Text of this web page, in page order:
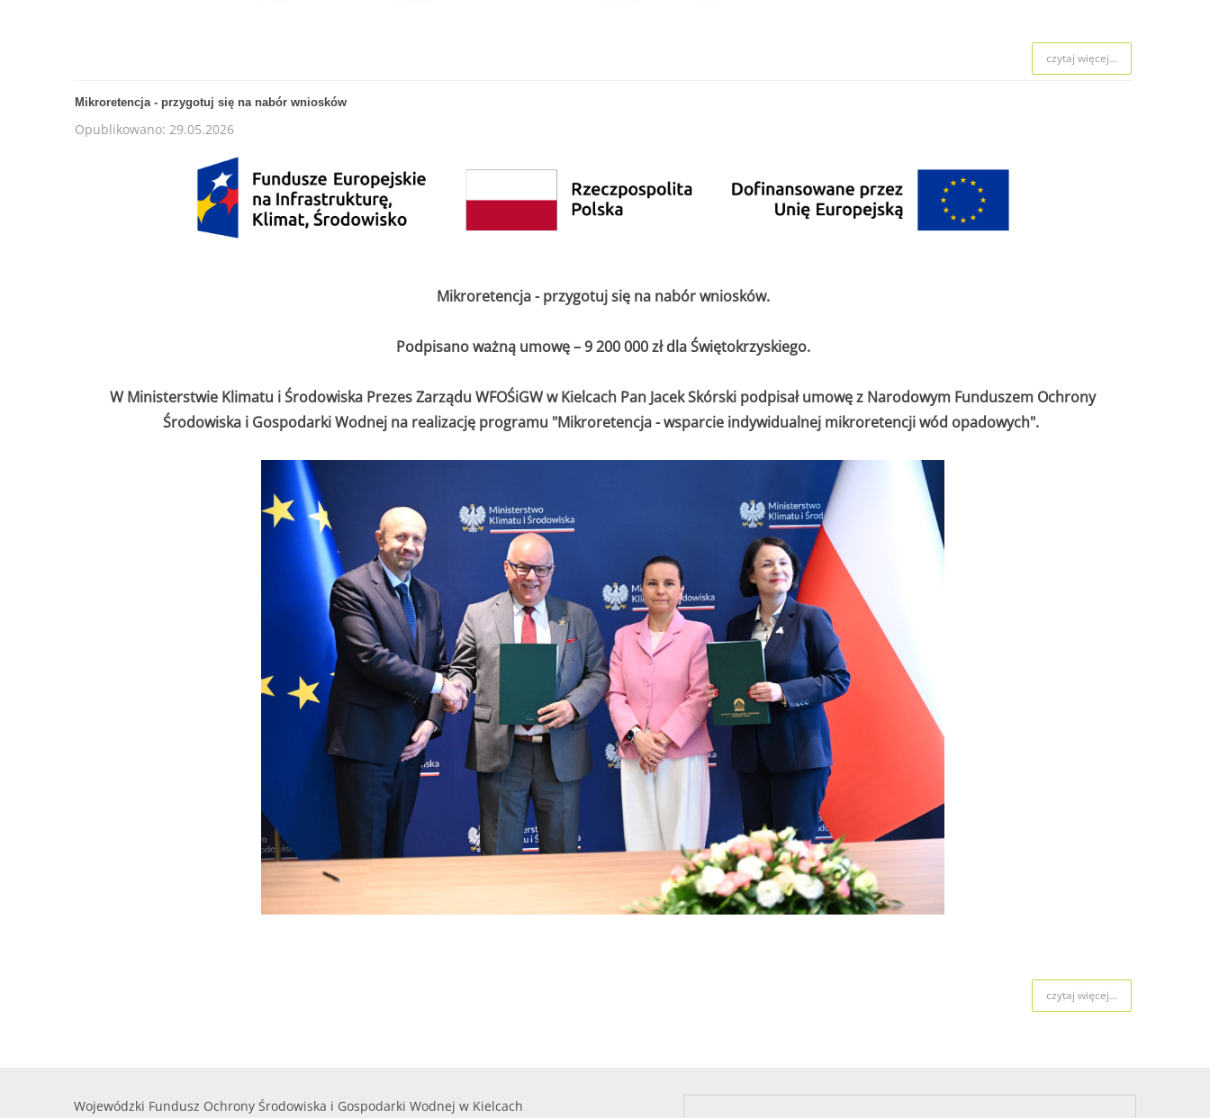
czytaj więcej...
Mikroretencja - przygotuj się na nabór wniosków
Opublikowano: 29.05.2026
Mikroretencja - przygotuj się na nabór wniosków.
Podpisano ważną umowę – 9 200 000 zł dla Świętokrzyskiego.
W Ministerstwie Klimatu i Środowiska Prezes Zarządu WFOŚiGW w Kielcach Pan Jacek Skórski podpisał umowę z Narodowym Funduszem Ochrony
Środowiska i Gospodarki Wodnej na realizację programu "Mikroretencja - wsparcie indywidualnej mikroretencji wód opadowych".
czytaj więcej...
Wojewódzki Fundusz Ochrony Środowiska i Gospodarki Wodnej w Kielcach